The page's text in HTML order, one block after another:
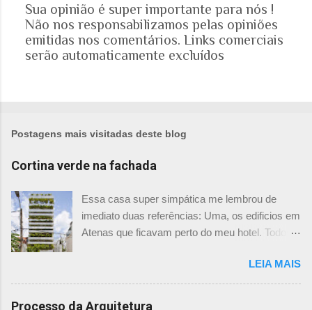
P
o
s
m
o
e
n
t
á
r
o
Sua opinião é super importante para nós !
Não nos responsabilizamos pelas opiniões
emitidas nos comentários. Links comerciais
serão automaticamente excluídos
Postagens mais visitadas deste blog
Cortina verde na fachada
Essa casa super simpática me lembrou de
imediato duas referências: Uma, os edificios em
Atenas que ficavam perto do meu hotel. Todos
ficassem tão simpáticos! Mas olhando com
mais foco, me veio a segunda referência. Na
verdade as fachadas da frente e fundos são
LEIA MAIS
Processo da Arquitetura